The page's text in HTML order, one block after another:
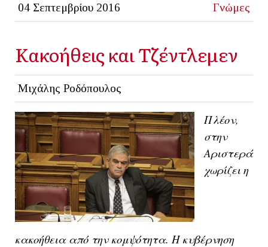
04 Σεπτεμβρίου 2016 Γνώμες
Κακοήθεις και Τζέντλεμεν
Μιχάλης Ροδόπουλος
Πλέον,
στην
Αριστερά
χωρίζει η
κακοήθεια από την κομψότητα. Η κυβέρνηση